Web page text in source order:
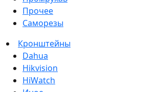
Прочее
Саморезы
Кронштейны
Dahua
Hikvision
HiWatch